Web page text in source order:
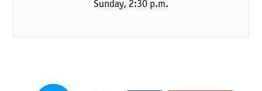
Sunday, 2:30 p.m.